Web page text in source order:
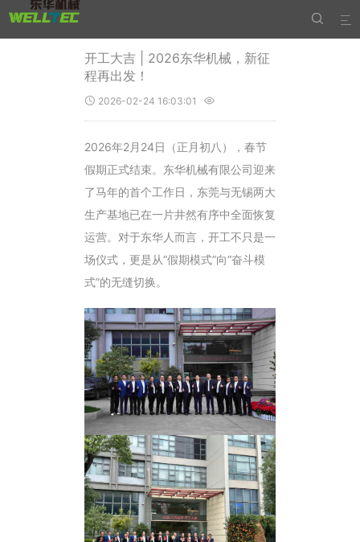


开工大吉 | 2026东华机械，新征
程再出发！
 2026-02-24 16:03:01 
2026年2月24日（正月初八），春节
假期正式结束。东华机械有限公司迎来
了马年的首个工作日，东莞与无锡两大
生产基地已在一片井然有序中全面恢复
运营。对于东华人而言，开工不只是一
场仪式，更是从“假期模式”向“奋斗模
式”的无缝切换。